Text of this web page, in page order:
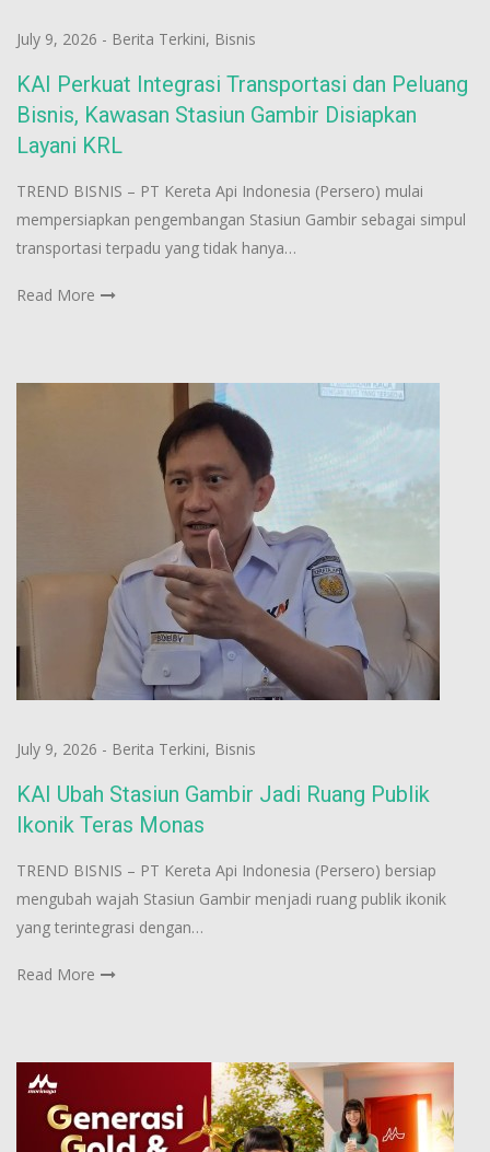
July 9, 2026 - Berita Terkini, Bisnis
KAI Perkuat Integrasi Transportasi dan Peluang
Bisnis, Kawasan Stasiun Gambir Disiapkan
Layani KRL
TREND BISNIS – PT Kereta Api Indonesia (Persero) mulai
mempersiapkan pengembangan Stasiun Gambir sebagai simpul
transportasi terpadu yang tidak hanya…
Read More
July 9, 2026 - Berita Terkini, Bisnis
KAI Ubah Stasiun Gambir Jadi Ruang Publik
Ikonik Teras Monas
TREND BISNIS – PT Kereta Api Indonesia (Persero) bersiap
mengubah wajah Stasiun Gambir menjadi ruang publik ikonik
yang terintegrasi dengan…
Read More